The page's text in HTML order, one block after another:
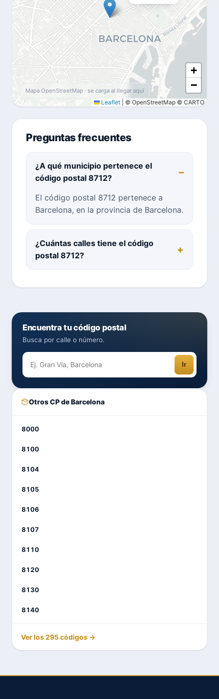
+
−
Leaflet © OpenStreetMap © CARTO
Mapa OpenStreetMap · se carga al llegar aquí
Preguntas frecuentes
¿A qué municipio pertenece el
código postal 8712?
El código postal 8712 pertenece a
Barcelona, en la provincia de Barcelona.
¿Cuántas calles tiene el código
postal 8712?
Encuentra tu código postal
Busca por calle o número.
Ir
Otros CP de Barcelona
8000
8100
8104
8105
8106
8107
8110
8120
8130
8140
Ver los 295 códigos →